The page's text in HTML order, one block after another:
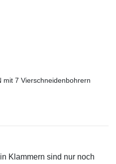
mit 7 Vierschneidenbohrern
Klammern sind nur noch